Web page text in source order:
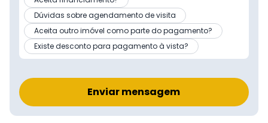
Dúvidas sobre agendamento de visita
Aceita outro imóvel como parte do pagamento?
Existe desconto para pagamento à vista?
Enviar mensagem